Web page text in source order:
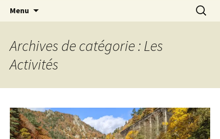
Menu
Archives de catégorie : Les
Activités